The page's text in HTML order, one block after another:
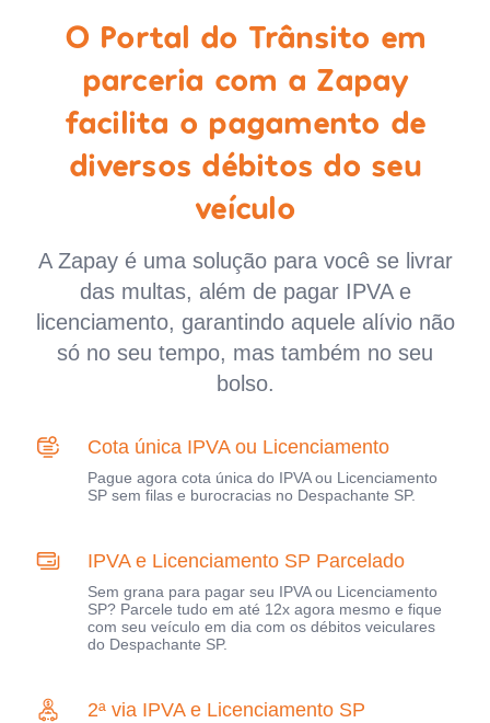
O Portal do Trânsito em
parceria com a Zapay
facilita o pagamento de
diversos débitos do seu
veículo
A Zapay é uma solução para você se livrar
das multas, além de pagar IPVA e
licenciamento, garantindo aquele alívio não
só no seu tempo, mas também no seu
bolso.
Cota única IPVA ou Licenciamento
Pague agora cota única do IPVA ou Licenciamento
SP sem filas e burocracias no Despachante SP.
IPVA e Licenciamento SP Parcelado
Sem grana para pagar seu IPVA ou Licenciamento
SP? Parcele tudo em até 12x agora mesmo e fique
com seu veículo em dia com os débitos veiculares
do Despachante SP.
2ª via IPVA e Licenciamento SP